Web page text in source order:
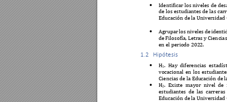
 Identificar los niveles de
de los estudiantes de las
Educación de la Universidad
 Agrupar los niveles de
de Filosofía, Letras y
en el periodo 2022.
1.2   Hipótesis
 H1. Hay diferencias
vocacional en los
Ciencias de la Educación de
 H2. Existe mayor nivel de
estudiantes de las carreras
Educación de la Universidad